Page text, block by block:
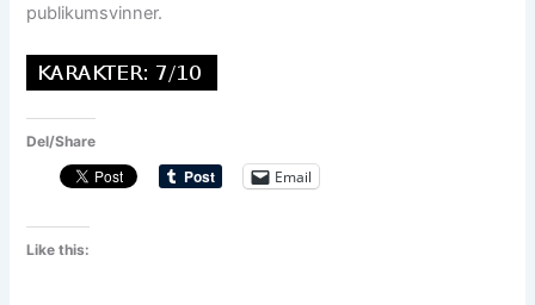
publikumsvinner.
Del/Share
Email
Like this: